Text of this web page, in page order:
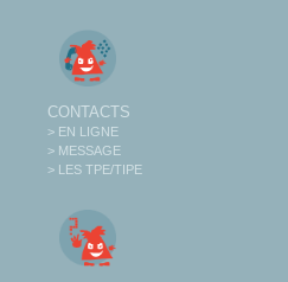
CONTACTS
> EN LIGNE
> MESSAGE
> LES TPE/TIPE